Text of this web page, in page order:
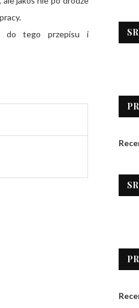
do tego przepisu i